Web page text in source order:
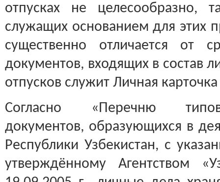
отпусках не целесообразно,
служащих основанием для этих
существенно отличается от
документов, входящих в состав
отпусков служит Личная
Согласно «Перечню
документов, образующихся в
Республики Узбекистан, с
утверждённому Агентством